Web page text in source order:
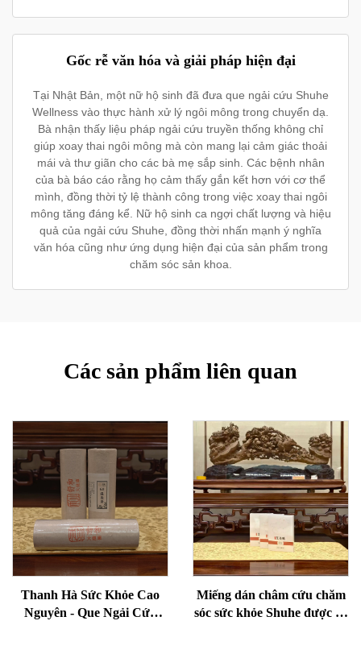
Gốc rễ văn hóa và giải pháp hiện đại
Tại Nhật Bản, một nữ hộ sinh đã đưa que ngải cứu Shuhe
Wellness vào thực hành xử lý ngôi mông trong chuyển dạ.
Bà nhận thấy liệu pháp ngải cứu truyền thống không chỉ
giúp xoay thai ngôi mông mà còn mang lại cảm giác thoải
mái và thư giãn cho các bà mẹ sắp sinh. Các bệnh nhân
của bà báo cáo rằng họ cảm thấy gắn kết hơn với cơ thể
mình, đồng thời tỷ lệ thành công trong việc xoay thai ngôi
mông tăng đáng kể. Nữ hộ sinh ca ngợi chất lượng và hiệu
quả của ngải cứu Shuhe, đồng thời nhấn mạnh ý nghĩa
văn hóa cũng như ứng dụng hiện đại của sản phẩm trong
chăm sóc sản khoa.
Các sản phẩm liên quan
Thanh Hà Sức Khỏe Cao
Nguyên - Que Ngải Cứu
Miếng dán châm cứu chăm
sóc sức khỏe Shuhe được sử